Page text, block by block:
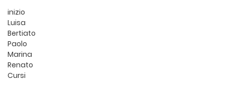
inizio
Luisa
Bertiato
Paolo
Marina
Renato
Cursi